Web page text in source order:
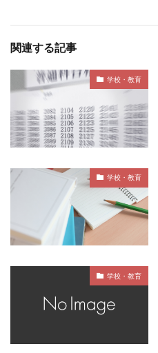
関連する記事
学校・教育
学校・教育
学校・教育